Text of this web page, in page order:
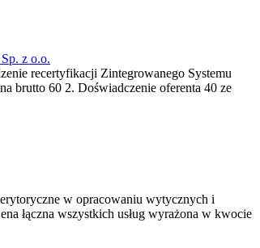
z o.o.
recertyfikacji Zintegrowanego Systemu
brutto 60 2. Doświadczenie oferenta 40 ze
w opracowaniu wytycznych i
łączna wszystkich usług wyrażona w kwocie